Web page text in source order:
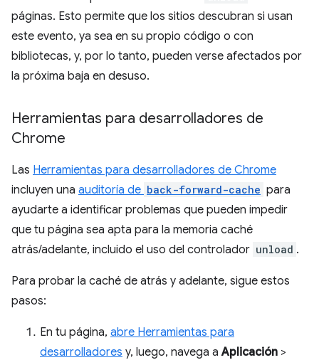
páginas. Esto permite que los sitios descubran si usan
este evento, ya sea en su propio código o con
bibliotecas, y, por lo tanto, pueden verse afectados por
la próxima baja en desuso.
Herramientas para desarrolladores de
Chrome
Las Herramientas para desarrolladores de Chrome
incluyen una auditoría de back-forward-cache para
ayudarte a identificar problemas que pueden impedir
que tu página sea apta para la memoria caché
atrás/adelante, incluido el uso del controlador unload .
Para probar la caché de atrás y adelante, sigue estos
pasos:
En tu página, abre Herramientas para
desarrolladores y, luego, navega aAplicación >